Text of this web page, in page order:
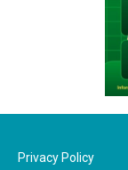
Privacy Policy